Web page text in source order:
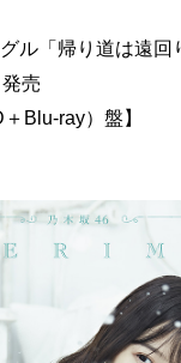
ル「帰り道は遠回
売
Blu-ray）盤】